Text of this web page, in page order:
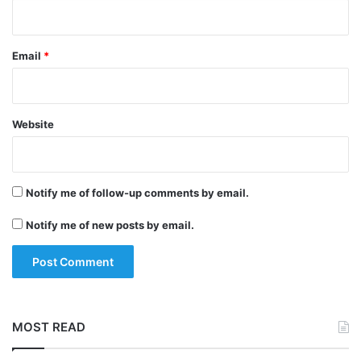
Email *
Website
Notify me of follow-up comments by email.
Notify me of new posts by email.
MOST READ